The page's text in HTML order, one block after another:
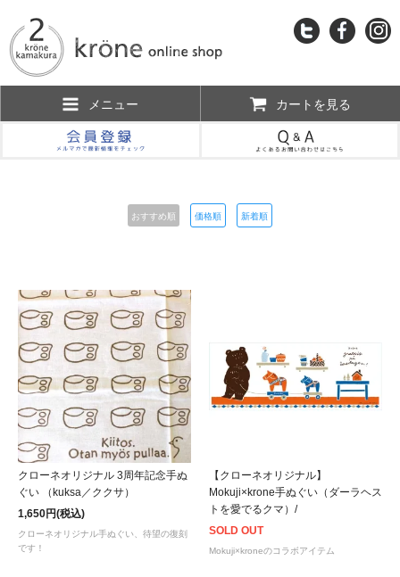
メニュー カートを見る
おすすめ順 価格順 新着順
クローネオリジナル 3周年記念手ぬ
ぐい （kuksa／ククサ）
1,650円(税込)
クローネオリジナル手ぬぐい、待望の復刻
です！
【クローネオリジナル】
Mokuji×krone手ぬぐい（ダーラヘス
トを愛でるクマ）/
SOLD OUT
Mokuji×kroneのコラボアイテム